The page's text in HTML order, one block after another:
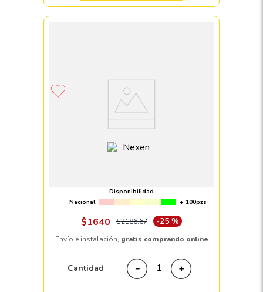
Disponibilidad
Nacional
+ 100pzs
$1640 $2186.67 -25 %
Envío e instalación, gratis comprando online
Cantidad ＋
－